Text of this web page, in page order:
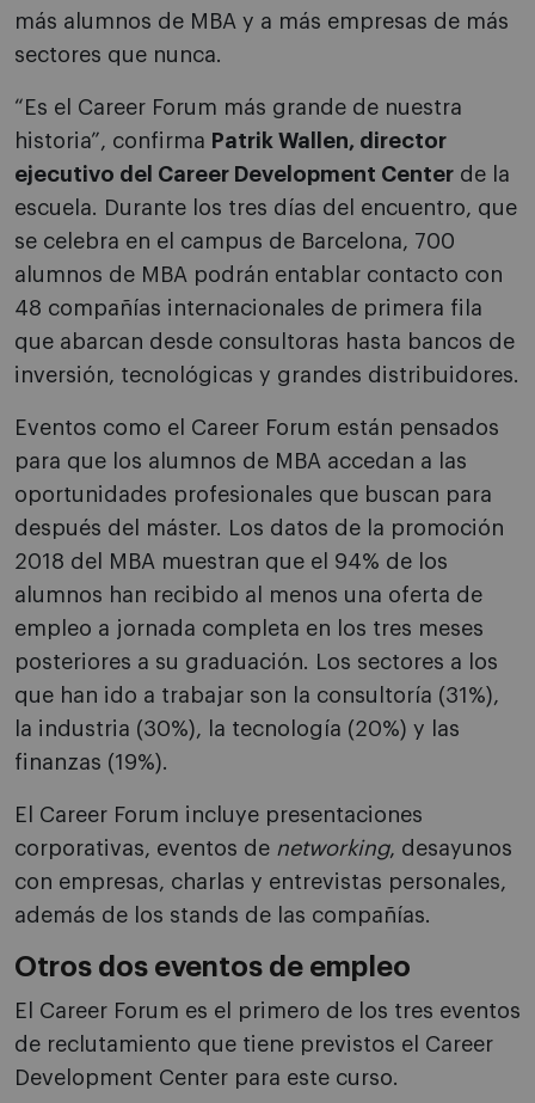
más alumnos de MBA y a más empresas de más
sectores que nunca.
“Es el Career Forum más grande de nuestra
historia”, confirma Patrik Wallen, director
ejecutivo del Career Development Center de la
escuela. Durante los tres días del encuentro, que
se celebra en el campus de Barcelona, 700
alumnos de MBA podrán entablar contacto con
48 compañías internacionales de primera fila
que abarcan desde consultoras hasta bancos de
inversión, tecnológicas y grandes distribuidores.
Eventos como el Career Forum están pensados
para que los alumnos de MBA accedan a las
oportunidades profesionales que buscan para
después del máster. Los datos de la promoción
2018 del MBA muestran que el 94% de los
alumnos han recibido al menos una oferta de
empleo a jornada completa en los tres meses
posteriores a su graduación. Los sectores a los
que han ido a trabajar son la consultoría (31%),
la industria (30%), la tecnología (20%) y las
finanzas (19%).
El Career Forum incluye presentaciones
corporativas, eventos de networking, desayunos
con empresas, charlas y entrevistas personales,
además de los stands de las compañías.
Otros dos eventos de empleo
El Career Forum es el primero de los tres eventos
de reclutamiento que tiene previstos el Career
Development Center para este curso.